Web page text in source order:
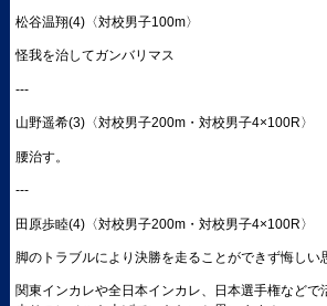
松谷温翔(4)〈対校男子100m〉
怪我を治してガンバリマス
---
山野遥希(3)〈対校男子200m・対校男子4×100R〉
腰治す。
---
田原歩睦(4)〈対校男子200m・対校男子4×100R〉
脚のトラブルにより決勝を走ることができず悔しい
関東インカレや全日本インカレ、日本選手権などで